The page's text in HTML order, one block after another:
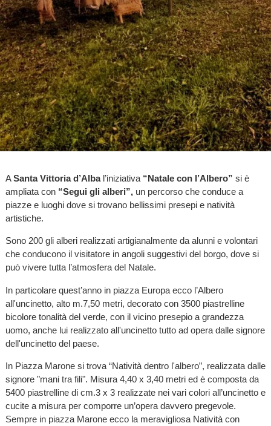
ASanta Vittoria d’Albal’iniziativa “Natale con l’Albero” si è
ampliata con“Segui gli alberi”, un percorso che conduce a
piazze e luoghi dove si trovano bellissimi presepi e natività
artistiche.
Sono 200 gli alberi realizzati artigianalmente da alunni e volontari
che conducono il visitatore in angoli suggestivi del borgo, dove si
può vivere tutta l’atmosfera del Natale.
In particolare quest’anno in piazza Europa ecco l’Albero
all'uncinetto, alto m.7,50 metri, decorato con 3500 piastrelline
bicolore tonalità del verde, con il vicino presepio a grandezza
uomo, anche lui realizzato all'uncinetto tutto ad opera dalle signore
dell'uncinetto del paese.
In Piazza Marone si trova “Natività dentro l'albero”, realizzata dalle
signore "mani tra fili". Misura 4,40 x 3,40 metri ed è composta da
5400 piastrelline di cm.3 x 3 realizzate nei vari colori all’uncinetto e
cucite a misura per comporre un’opera davvero pregevole.
Sempre in piazza Marone ecco la meravigliosa Natività con